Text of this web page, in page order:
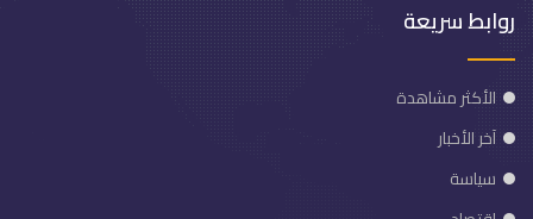
روابط سريعة
الأكثر مشاهدة
آخر الأخبار
سياسة